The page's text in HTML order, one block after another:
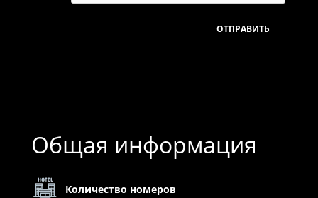
Общая информация
Количество номеров